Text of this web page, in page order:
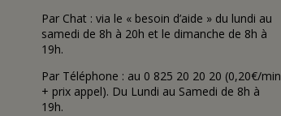
Par Chat : via le « besoin d’aide » du lundi au
samedi de 8h à 20h et le dimanche de 8h à
19h.
Par Téléphone : au 0 825 20 20 20 (0,20€/min
+ prix appel). Du Lundi au Samedi de 8h à
19h.